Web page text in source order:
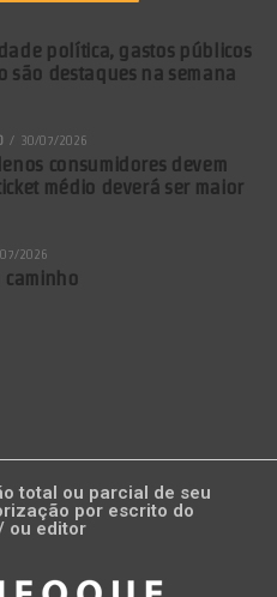
política, gastos públicos
são destaques na semana
30/07/2026
consumidores devem
médio deverá ser maior
2026
caminho
total ou parcial de seu
por escrito do
ou editor